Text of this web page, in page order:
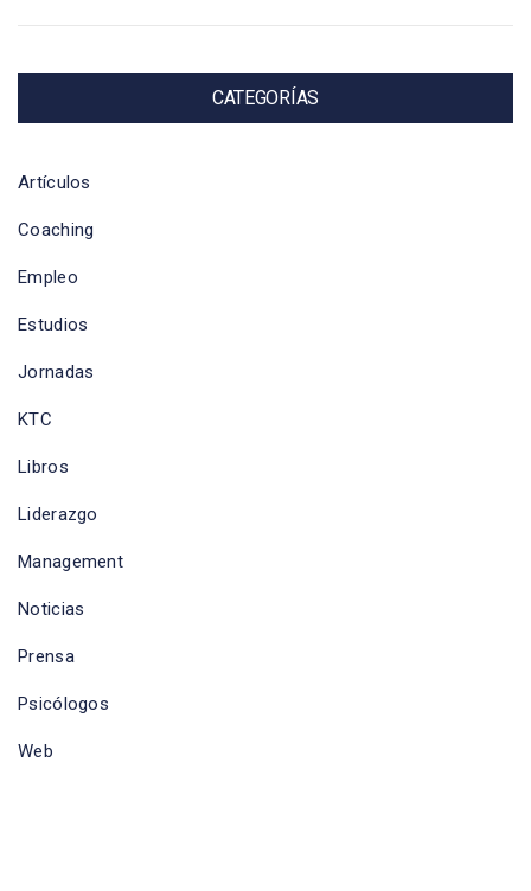
CATEGORÍAS
Artículos
Coaching
Empleo
Estudios
Jornadas
KTC
Libros
Liderazgo
Management
Noticias
Prensa
Psicólogos
Web